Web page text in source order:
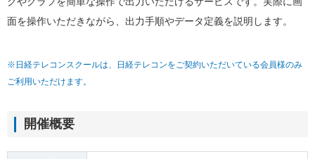
面を操作いただきながら、出力手順やデータ定義を説明します。
※日経テレコンスクールは、日経テレコンをご契約いただいている会員様のみ
ご利用いただけます。
開催概要